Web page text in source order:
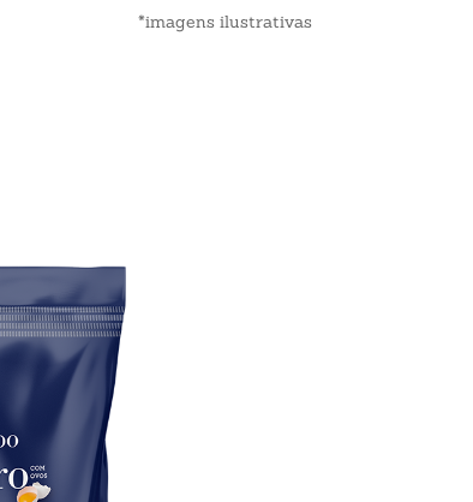
*imagens ilustrativas